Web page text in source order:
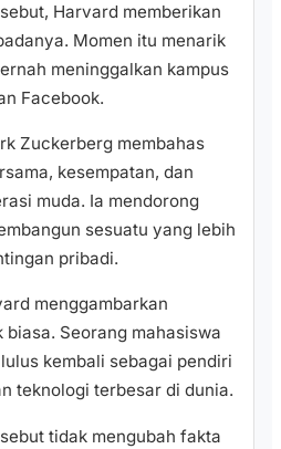
Harvard memberikan
Momen itu menarik
meninggalkan kampus
Facebook.
Zuckerberg membahas
kesempatan, dan
muda. Ia mendorong
sesuatu yang lebih
pribadi.
menggambarkan
Seorang mahasiswa
kembali sebagai pendiri
teknologi terbesar di dunia.
tidak mengubah fakta